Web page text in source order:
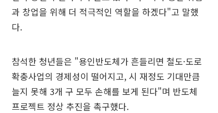
과 창업을 위해 더 적극적인 역할을 하겠다"고 말했
다.
참석한 청년들은 "용인반도체가 흔들리면 철도·도로
확충사업의 경제성이 떨어지고, 시 재정도 기대만큼
늘지 못해 3개 구 모두 손해를 보게 된다"며 반도체
프로젝트 정상 추진을 촉구했다.